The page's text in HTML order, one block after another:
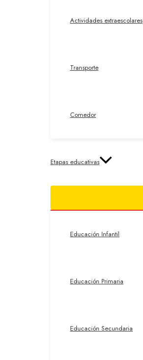
Actividades extraescolares
Transporte
Comedor
Etapas educativas
Educación Infantil
Educación Primaria
Educación Secundaria